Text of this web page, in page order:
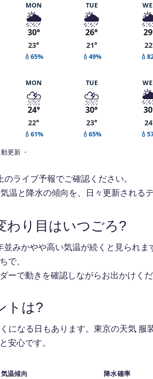
MON
🌦️
30°
23°
💧65%
TUE
🌦️
26°
21°
💧49%
MON
⛈️
24°
22°
💧61%
TUE
⛈️
30°
23°
💧65%
動更新 ・
ライブ予報でご確認ください。
温と降水の傾向を、日々更新される
わり目はいつごろ?
みかやや高い気温が続くと見られま
で、
ーで動きを確認しながらお出かけくだ
トは?
になる日もあります。東京の天気 服
安心です。
気温傾向 降水確率